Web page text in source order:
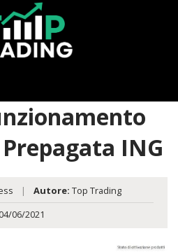
ING
| Autore: Top Trading
04/06/2021